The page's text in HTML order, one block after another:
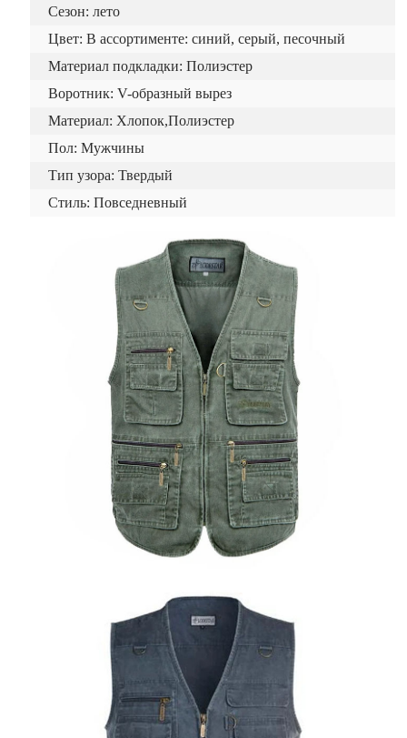
Сезон: лето
Цвет: В ассортименте: синий, серый, песочный
Материал подкладки: Полиэстер
Воротник: V-образный вырез
Материал: Хлопок,Полиэстер
Пол: Мужчины
Тип узора: Твердый
Стиль: Повседневный